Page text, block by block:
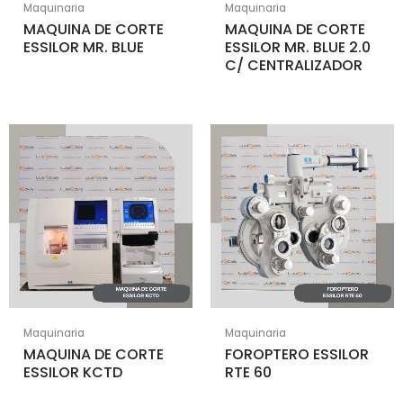
Maquinaria
MAQUINA DE CORTE
ESSILOR MR. BLUE
Maquinaria
MAQUINA DE CORTE
ESSILOR MR. BLUE 2.0
C/ CENTRALIZADOR
Maquinaria
MAQUINA DE CORTE
ESSILOR KCTD
Maquinaria
FOROPTERO ESSILOR
RTE 60